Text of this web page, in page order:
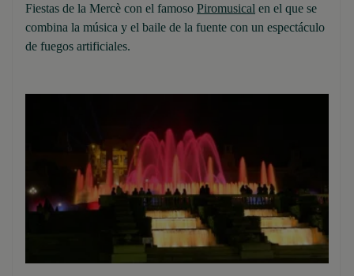
Fiestas de la Mercè con el famoso Piromusical en el que se
combina la música y el baile de la fuente con un espectáculo
de fuegos artificiales.